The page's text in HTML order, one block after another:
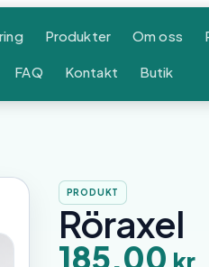
Produkter Om oss
FAQ Kontakt Butik
PRODUKT
Röraxel
185,00